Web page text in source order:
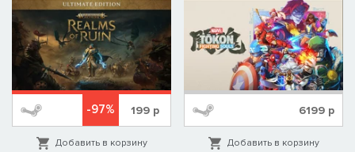
-97% 199р
Добавить в корзину
6199 р
Добавить в корзину